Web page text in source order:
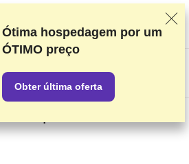
com base em testes e pesquisas rigorosos,
seu feedback e nossos acordos
página contém links de
US$
qual é a melhor em
Ótima hospedagem por um
ÓTIMO preço
Obter última oferta